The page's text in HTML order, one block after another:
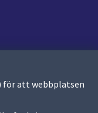
för att webbplatsen